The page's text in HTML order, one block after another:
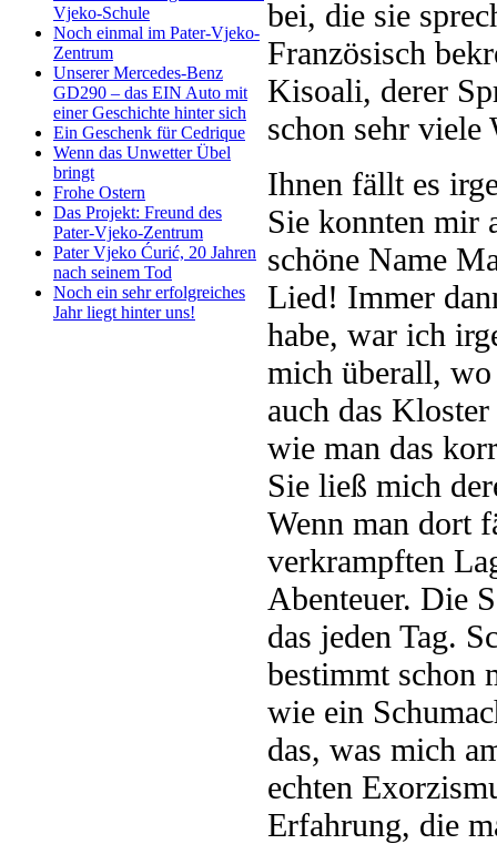
Vjeko-Schule
Noch einmal im Pater-Vjeko-
Zentrum
Unserer Mercedes-Benz
GD290 – das EIN Auto mit
einer Geschichte hinter sich
Ein Geschenk für Cedrique
Wenn das Unwetter Übel
bringt
Frohe Ostern
Das Projekt: Freund des
Pater-Vjeko-Zentrum
Pater Vjeko Ćurić, 20 Jahren
nach seinem Tod
Noch ein sehr erfolgreiches
Jahr liegt hinter uns!
bei, die sie
Französisch
Kisoali, derer
schon sehr
Ihnen fällt es
Sie konnten mir
schöne Name
Lied! Immer
habe, war ich
mich überall,
auch das
wie man das
Sie ließ mich
Wenn man dort
verkrampften
Abenteuer. Die
das jeden Tag.
bestimmt schon
wie ein
das, was mich
echten
Erfahrung, die